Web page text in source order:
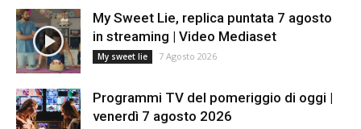
My Sweet Lie, replica puntata 7 agosto
in streaming | Video Mediaset
My sweet lie 7 Agosto 2026
Programmi TV del pomeriggio di oggi |
venerdì 7 agosto 2026